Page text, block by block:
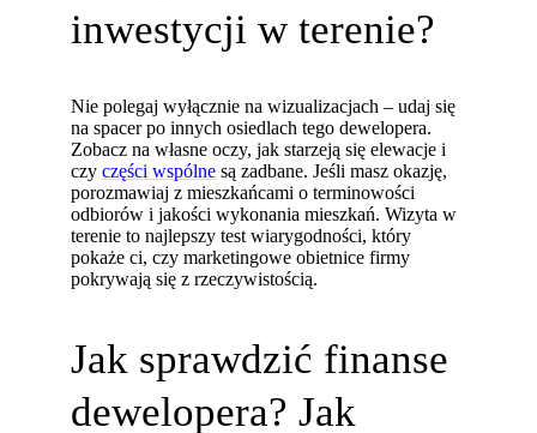
inwestycji w terenie?
Nie polegaj wyłącznie na wizualizacjach – udaj się
na spacer po innych osiedlach tego dewelopera.
Zobacz na własne oczy, jak starzeją się elewacje i
czyczęści wspólne są zadbane. Jeśli masz okazję,
porozmawiaj z mieszkańcami o terminowości
odbiorów i jakości wykonania mieszkań. Wizyta w
terenie to najlepszy test wiarygodności, który
pokaże ci, czy marketingowe obietnice firmy
pokrywają się z rzeczywistością.
Jak sprawdzić finanse
dewelopera? Jak